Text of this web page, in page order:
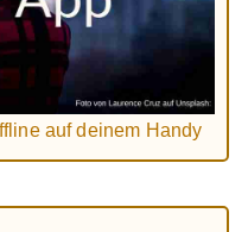
auf deinem Handy